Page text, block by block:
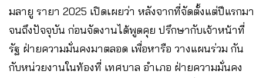
มลายู รายา 2025 เปิดเผยว่า หลังจากที่จัดตั้งแต่ปีแรกมา
จนถึงปัจจุบัน ก่อนจัดงานได้พูดคุย ปรึกษากับเจ้าหน้าที่
รัฐ ฝ่ายความมั่นคงมาตลอด เพื่อหารือ วางแผนร่วม กัน
กับหน่วยงานในท้องที่ เทศบาล อำเภอ ฝ่ายความมั่นคง